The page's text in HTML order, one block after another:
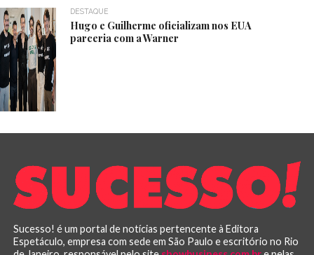
DESTAQUE
Hugo e Guilherme oficializam nos EUA
parceria com a Warner
Sucesso! é um portal de notícias pertencente à Editora
Espetáculo, empresa com sede em São Paulo e escritório no Rio